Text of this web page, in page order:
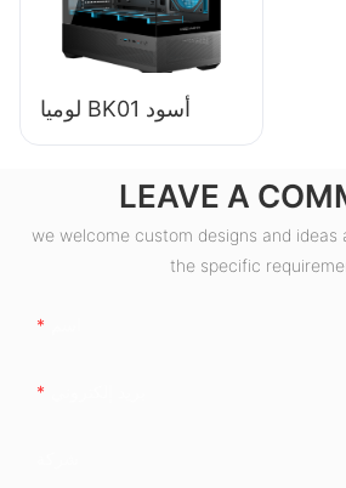
ESB550W
لوميا BK01 أسود
LEAVE A
we welcome custom designs and ideas
the specific